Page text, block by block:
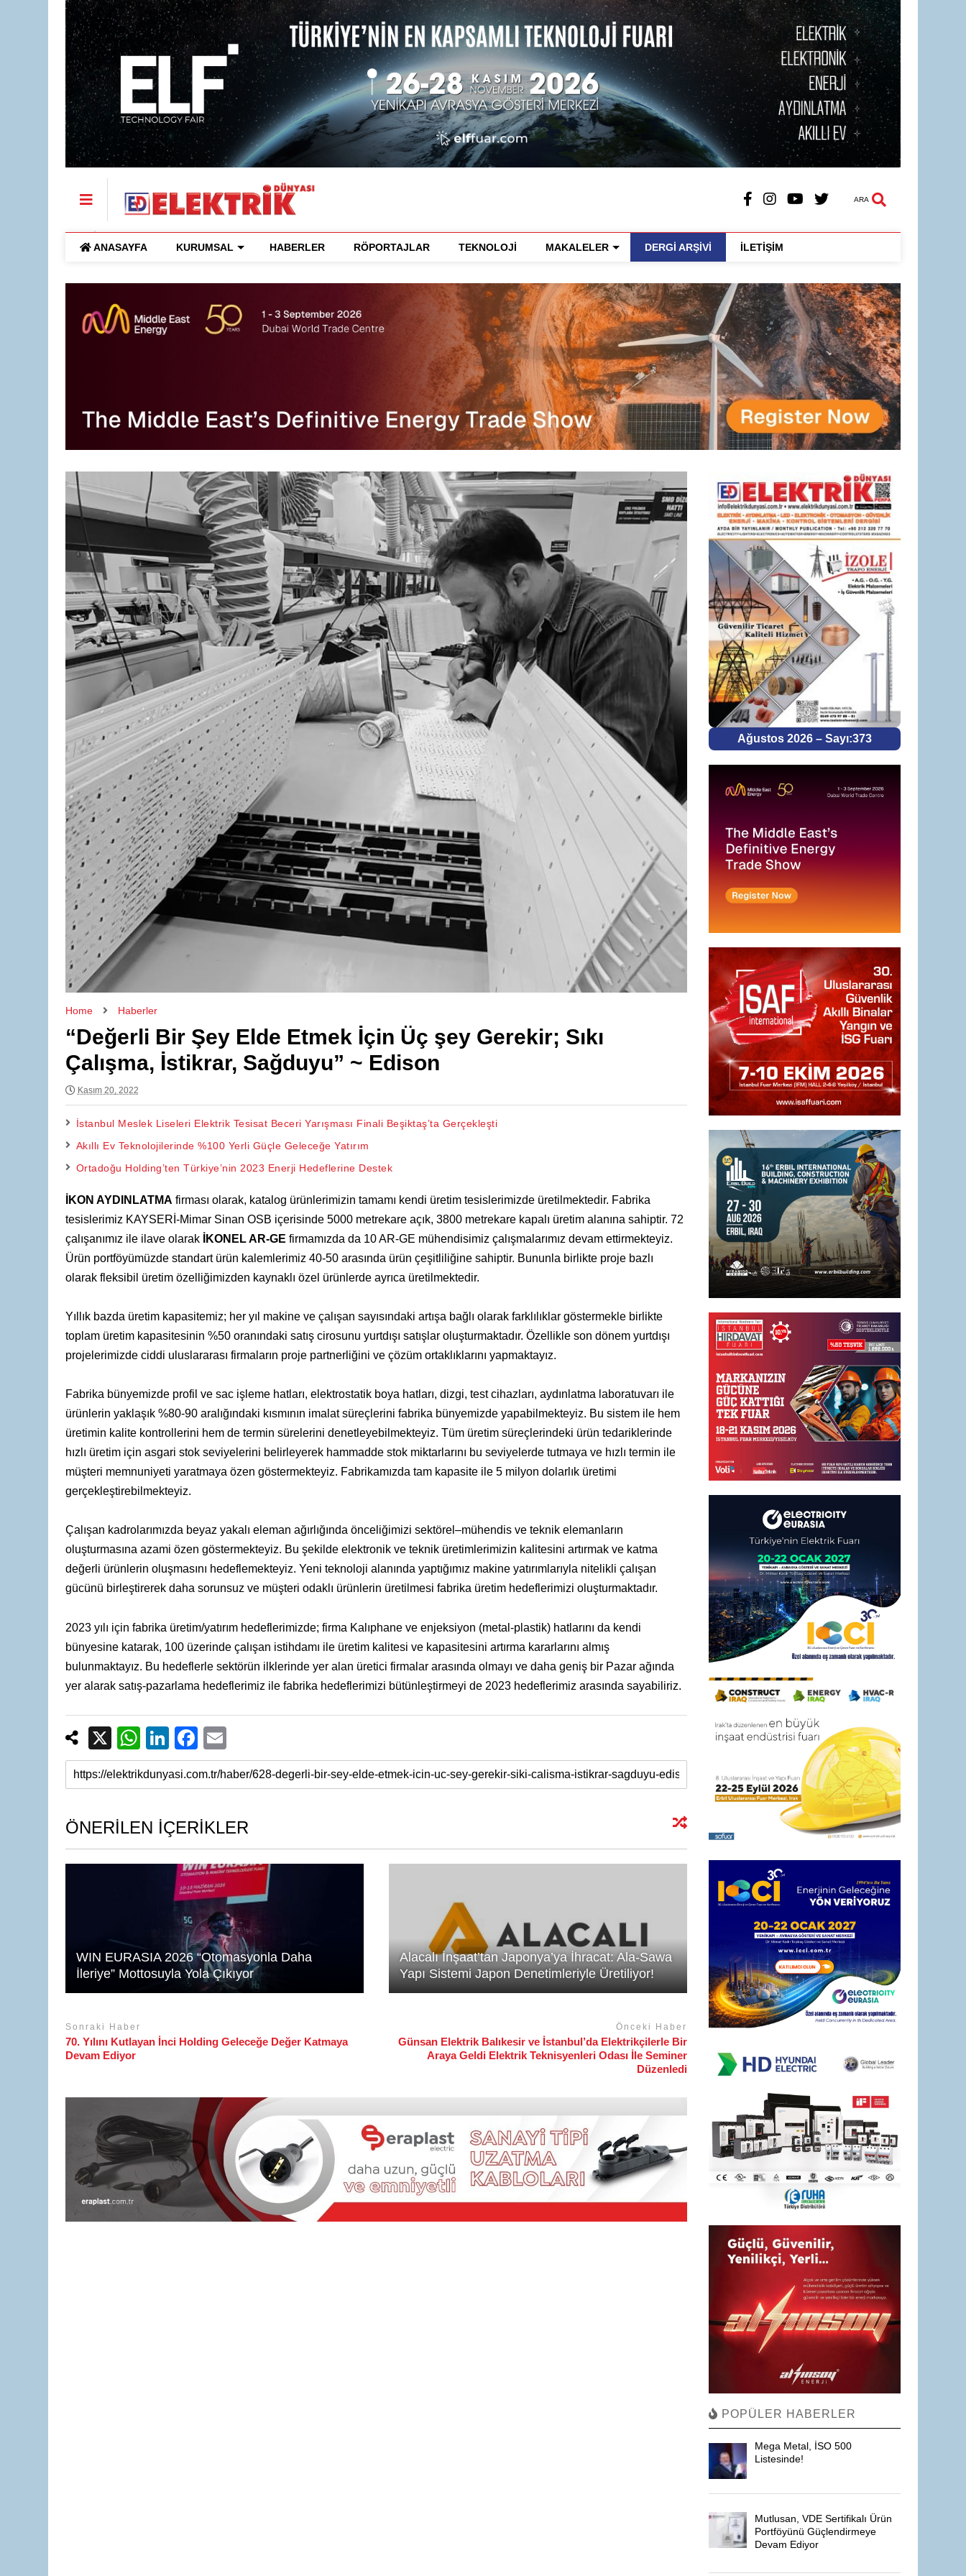
ARA
ANASAYFA KURUMSAL HABERLER RÖPORTAJLAR TEKNOLOJİ MAKALELER DERGİ ARŞİVİ İLETİŞİM
Home Haberler
“Değerli Bir Şey Elde Etmek İçin Üç şey Gerekir; Sıkı
Çalışma, İstikrar, Sağduyu” ~ Edison
Kasım 20, 2022
İstanbul Meslek Liseleri Elektrik Tesisat Beceri Yarışması Finali Beşiktaş’ta Gerçekleşti
Akıllı Ev Teknolojilerinde %100 Yerli Güçle Geleceğe Yatırım
Ortadoğu Holding’ten Türkiye’nin 2023 Enerji Hedeflerine Destek
İKON AYDINLATMA firması olarak, katalog ürünlerimizin tamamı kendi üretim tesislerimizde üretilmektedir. Fabrika
tesislerimiz KAYSERİ-Mimar Sinan OSB içerisinde 5000 metrekare açık, 3800 metrekare kapalı üretim alanına sahiptir. 72
çalışanımız ile ilave olarak
İKONEL AR-GE firmamızda da 10 AR-GE mühendisimiz çalışmalarımız devam ettirmekteyiz.
Ürün portföyümüzde standart ürün kalemlerimiz 40-50 arasında ürün çeşitliliğine sahiptir. Bununla birlikte proje bazlı
olarak fleksibil üretim özelliğimizden kaynaklı özel ürünlerde ayrıca üretilmektedir.
Yıllık bazda üretim kapasitemiz; her yıl makine ve çalışan sayısındaki artışa bağlı olarak farklılıklar göstermekle birlikte
toplam üretim kapasitesinin %50 oranındaki satış cirosunu yurtdışı satışlar oluşturmaktadır. Özellikle son dönem yurtdışı
projelerimizde ciddi uluslararası firmaların proje partnerliğini ve çözüm ortaklıklarını yapmaktayız.
Fabrika bünyemizde profil ve sac işleme hatları, elektrostatik boya hatları, dizgi, test cihazları, aydınlatma laboratuvarı ile
ürünlerin yaklaşık %80-90 aralığındaki kısmının imalat süreçlerini fabrika bünyemizde yapabilmekteyiz. Bu sistem ile hem
üretimin kalite kontrollerini hem de termin sürelerini denetleyebilmekteyiz. Tüm üretim süreçlerindeki ürün tedariklerinde
hızlı üretim için asgari stok seviyelerini belirleyerek hammadde stok miktarlarını bu seviyelerde tutmaya ve hızlı termin ile
müşteri memnuniyeti yaratmaya özen göstermekteyiz. Fabrikamızda tam kapasite ile 5 milyon dolarlık üretimi
gerçekleştirebilmekteyiz.
Çalışan kadrolarımızda beyaz yakalı eleman ağırlığında önceliğimizi sektörel–mühendis ve teknik elemanların
oluşturmasına azami özen göstermekteyiz. Bu şekilde elektronik ve teknik üretimlerimizin kalitesini artırmak ve katma
değerli ürünlerin oluşmasını hedeflemekteyiz. Yeni teknoloji alanında yaptığımız makine yatırımlarıyla nitelikli çalışan
gücünü birleştirerek daha sorunsuz ve müşteri odaklı ürünlerin üretilmesi fabrika üretim hedeflerimizi oluşturmaktadır.
2023 yılı için fabrika üretim/yatırım hedeflerimizde; firma Kalıphane ve enjeksiyon (metal-plastik) hatlarını da kendi
bünyesine katarak, 100 üzerinde çalışan istihdamı ile üretim kalitesi ve kapasitesini artırma kararlarını almış
bulunmaktayız. Bu hedeflerle sektörün ilklerinde yer alan üretici firmalar arasında olmayı ve daha geniş bir Pazar ağında
yer alarak satış-pazarlama hedeflerimiz ile fabrika hedeflerimizi bütünleştirmeyi de 2023 hedeflerimiz arasında sayabiliriz.
X
W
h
at
A
p
Li
n
k
dI
n
F
a
c
b
o
o
k
m
ail
ÖNERİLEN İÇERİKLER
WIN EURASIA 2026 “Otomasyonla Daha
İleriye” Mottosuyla Yola Çıkıyor
Alacalı İnşaat’tan Japonya’ya İhracat: Ala-Sawa
Yapı Sistemi Japon Denetimleriyle Üretiliyor!
Sonraki Haber
70. Yılını Kutlayan İnci Holding Geleceğe Değer Katmaya
Devam Ediyor
Önceki Haber
Günsan Elektrik Balıkesir ve İstanbul’da Elektrikçilerle Bir
Araya Geldi Elektrik Teknisyenleri Odası İle Seminer
Düzenledi
Ağustos 2026 – Sayı:373
POPÜLER HABERLER
Mega Metal, İSO 500
Listesinde!
Mutlusan, VDE Sertifikalı Ürün
Portföyünü Güçlendirmeye
Devam Ediyor